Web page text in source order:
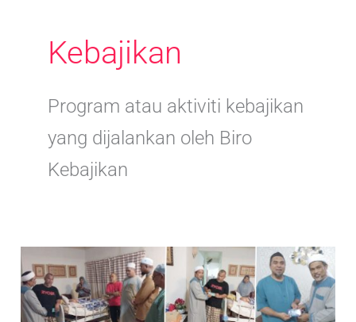
Kebajikan
Program atau aktiviti kebajikan
yang dijalankan oleh Biro
Kebajikan
Ziarah
Muhibbah
–